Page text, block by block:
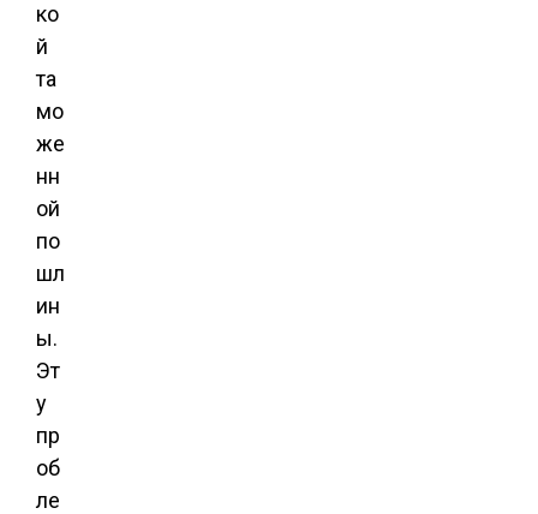
ко
й
та
мо
же
нн
ой
по
шл
ин
ы.
Эт
у
пр
об
ле